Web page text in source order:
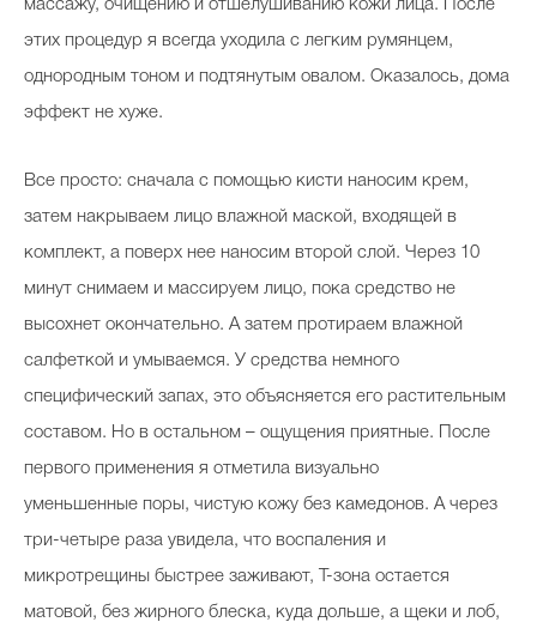
массажу, очищению и отшелушиванию кожи лица. После
этих процедур я всегда уходила с легким румянцем,
однородным тоном и подтянутым овалом. Оказалось, дома
эффект не хуже.
Все просто: сначала с помощью кисти наносим крем,
затем накрываем лицо влажной маской, входящей в
комплект, а поверх нее наносим второй слой. Через 10
минут снимаем и массируем лицо, пока средство не
высохнет окончательно. А затем протираем влажной
салфеткой и умываемся. У средства немного
специфический запах, это объясняется его растительным
составом. Но в остальном – ощущения приятные. После
первого применения я отметила визуально
уменьшенные поры, чистую кожу без камедонов. А через
три-четыре раза увидела, что воспаления и
микротрещины быстрее заживают, Т-зона остается
матовой, без жирного блеска, куда дольше, а щеки и лоб,